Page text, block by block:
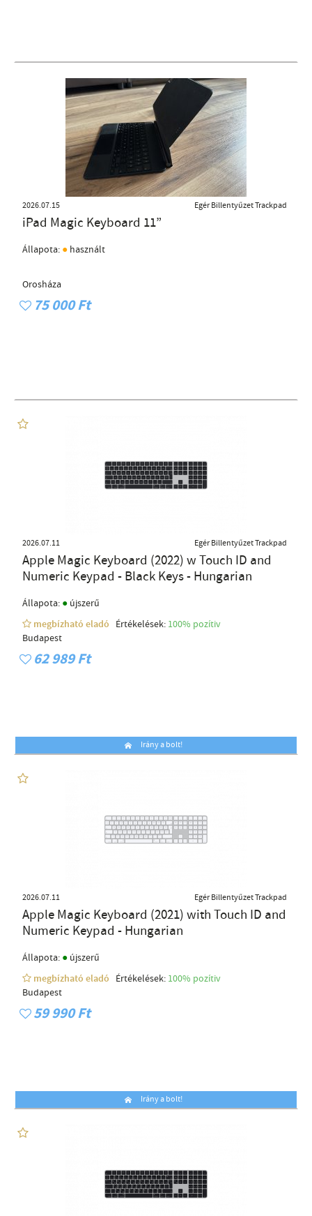
2026.07.15 Egér Billentyűzet Trackpad
iPad Magic Keyboard 11”
Állapota: ● használt
Orosháza
75 000 Ft
2026.07.11 Egér Billentyűzet Trackpad
Apple Magic Keyboard (2022) w Touch ID and
Numeric Keypad - Black Keys - Hungarian
Állapota: ● újszerű
megbízható eladó
Értékelések: 100% pozítiv
Budapest
62 989 Ft
Irány a bolt!
2026.07.11 Egér Billentyűzet Trackpad
Apple Magic Keyboard (2021) with Touch ID and
Numeric Keypad - Hungarian
Állapota: ● újszerű
megbízható eladó
Értékelések: 100% pozítiv
Budapest
59 990 Ft
Irány a bolt!